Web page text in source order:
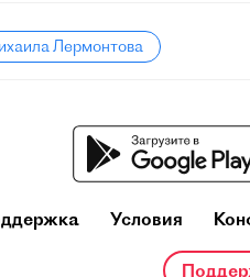
Лермонтова
Условия